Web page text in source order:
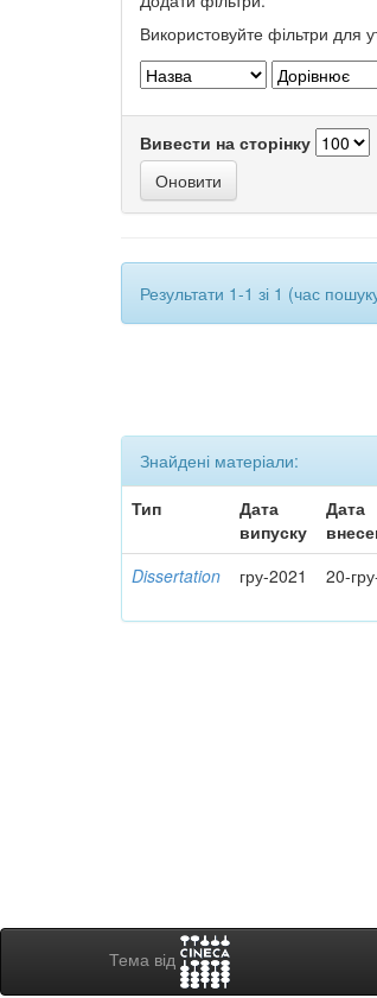
Використовуйте фільтри для
Вивести на сторінку
Результати 1-1 зі 1 (час
Знайдені матеріали:
Тип
Дата
випуску
Дата
Dissertation гру-2021 20-
Тема від